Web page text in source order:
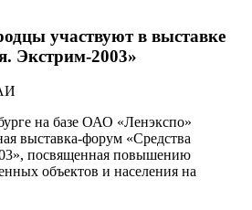
участвуют в выставке
Экстрим-2003»
на базе ОАО «Ленэкспо»
выставка-форум «Средства
посвященная повышению
объектов и населения на